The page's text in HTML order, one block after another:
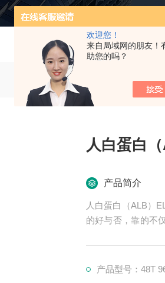
欢迎您！
来自局域网的朋友！
助您的吗？
当前位置： 首页 产品中心
人白蛋白
产品简介
人白蛋白（ALB）
的好与否，靠的不
产品型号：48T